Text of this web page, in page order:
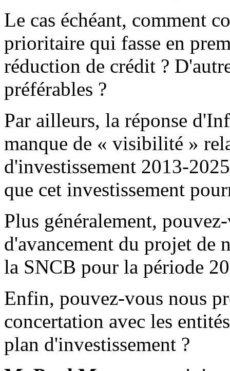
Le cas échéant, comment
prioritaire qui fasse en
réduction de crédit ?
préférables ?
Par ailleurs, la réponse
manque de « visibilité »
d'investissement 2013-
que cet investissement
Plus généralement,
d'avancement du projet de
la SNCB pour la période
Enfin, pouvez-vous nous
concertation avec les
plan d'investissement ?